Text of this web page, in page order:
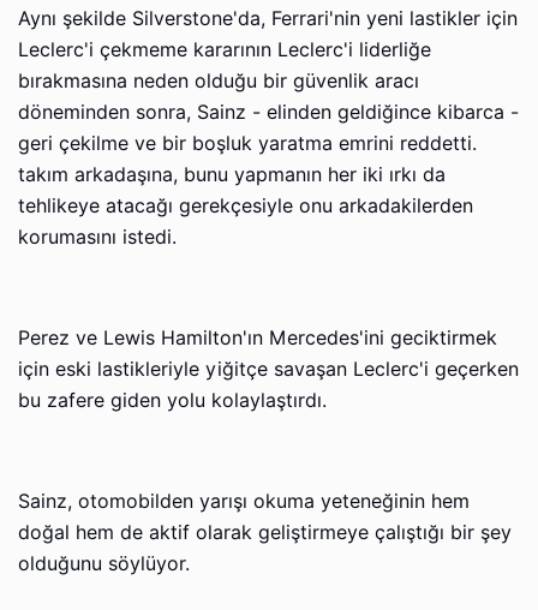
Aynı şekilde Silverstone'da, Ferrari'nin yeni lastikler için
Leclerc'i çekmeme kararının Leclerc'i liderliğe
bırakmasına neden olduğu bir güvenlik aracı
döneminden sonra, Sainz - elinden geldiğince kibarca -
geri çekilme ve bir boşluk yaratma emrini reddetti.
takım arkadaşına, bunu yapmanın her iki ırkı da
tehlikeye atacağı gerekçesiyle onu arkadakilerden
korumasını istedi.
Perez ve Lewis Hamilton'ın Mercedes'ini geciktirmek
için eski lastikleriyle yiğitçe savaşan Leclerc'i geçerken
bu zafere giden yolu kolaylaştırdı.
Sainz, otomobilden yarışı okuma yeteneğinin hem
doğal hem de aktif olarak geliştirmeye çalıştığı bir şey
olduğunu söylüyor.